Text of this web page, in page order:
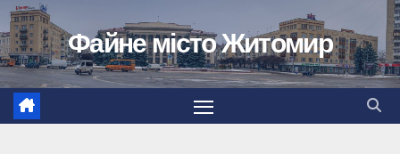
Перейти
до
вмісту
Файне місто Житомир